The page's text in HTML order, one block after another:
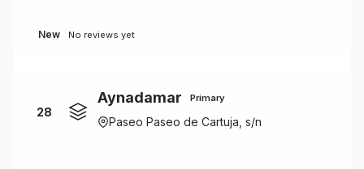
New No reviews yet
28
Aynadamar Primary
Paseo Paseo de Cartuja, s/n